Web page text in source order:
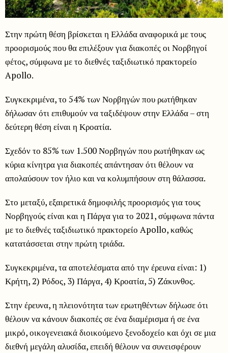
Στην πρώτη θέση βρίσκεται η Ελλάδα αναφορικά με τους
προορισμούς που θα επιλέξουν για διακοπές οι Νορβηγοί
φέτος, σύμφωνα με το διεθνές ταξιδιωτικό πρακτορείο
Apollo.
Συγκεκριμένα, το 54% των Νορβηγών που ρωτήθηκαν
δήλωσαν ότι επιθυμούν να ταξιδέψουν στην Ελλάδα – στη
δεύτερη θέση είναι η Κροατία.
Σχεδόν το 85% των 1.500 Νορβηγών που ρωτήθηκαν ως
κύρια κίνητρα για διακοπές απάντησαν ότι θέλουν να
απολαύσουν τον ήλιο και να κολυμπήσουν στη θάλασσα.
Στο μεταξύ, εξαιρετικά δημοφιλής προορισμός για τους
Νορβηγούς είναι και η Πάργα για το 2021, σύμφωνα πάντα
με το διεθνές ταξιδιωτικό πρακτορείο Apollo, καθώς
κατατάσσεται στην πρώτη τριάδα.
Συγκεκριμένα, τα αποτελέσματα από την έρευνα είναι: 1)
Κρήτη, 2) Ρόδος, 3) Πάργα, 4) Κροατία, 5) Zάκυνθος.
Στην έρευνα, η πλειονότητα των ερωτηθέντων δήλωσε ότι
θέλουν να κάνουν διακοπές σε ένα διαμέρισμα ή σε ένα
μικρό, οικογενειακά διοικούμενο ξενοδοχείο και όχι σε μια
διεθνή μεγάλη αλυσίδα, επειδή θέλουν να συνεισφέρουν